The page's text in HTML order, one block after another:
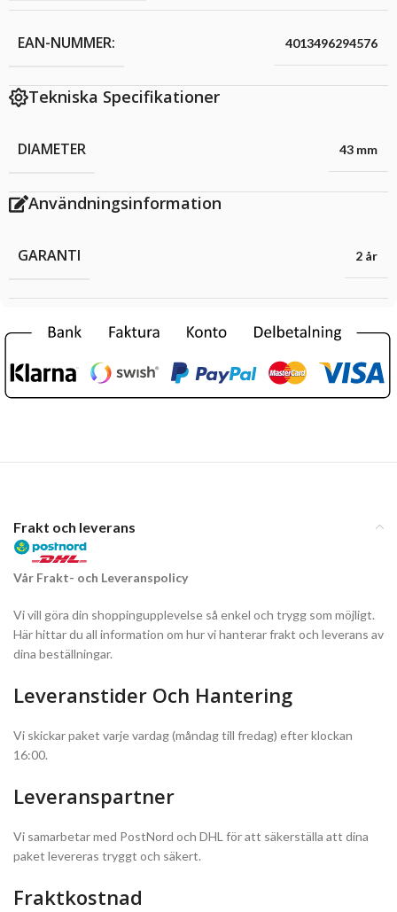
EAN-NUMMER: 4013496294576
Tekniska Specifikationer
DIAMETER 43 mm
Användningsinformation
GARANTI 2 år
Frakt och leverans
Vår Frakt- och Leveranspolicy
Vi vill göra din shoppingupplevelse så enkel och trygg som möjligt.
Här hittar du all information om hur vi hanterar frakt och leverans av
dina beställningar.
Leveranstider Och Hantering
Vi skickar paket varje vardag (måndag till fredag) efter klockan
16:00.
Leveranspartner
Vi samarbetar med PostNord och DHL för att säkerställa att dina
paket levereras tryggt och säkert.
Fraktkostnad